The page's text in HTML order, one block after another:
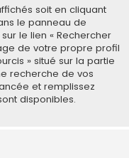
soit en cliquant
le panneau de
le lien « Rechercher
de votre propre profil
» situé sur la partie
recherche de vos
et remplissez
disponibles.